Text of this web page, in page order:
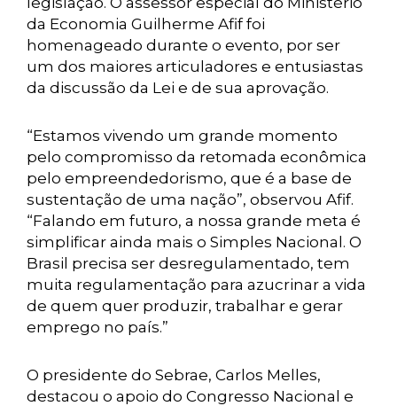
da Economia Guilherme Afif foi
homenageado durante o evento, por ser
um dos maiores articuladores e entusiastas
da discussão da Lei e de sua aprovação.
“Estamos vivendo um grande momento
pelo compromisso da retomada econômica
pelo empreendedorismo, que é a base de
sustentação de uma nação”, observou Afif.
“Falando em futuro, a nossa grande meta é
simplificar ainda mais o Simples Nacional. O
Brasil precisa ser desregulamentado, tem
muita regulamentação para azucrinar a vida
de quem quer produzir, trabalhar e gerar
emprego no país.”
O presidente do Sebrae, Carlos Melles,
destacou o apoio do Congresso Nacional e